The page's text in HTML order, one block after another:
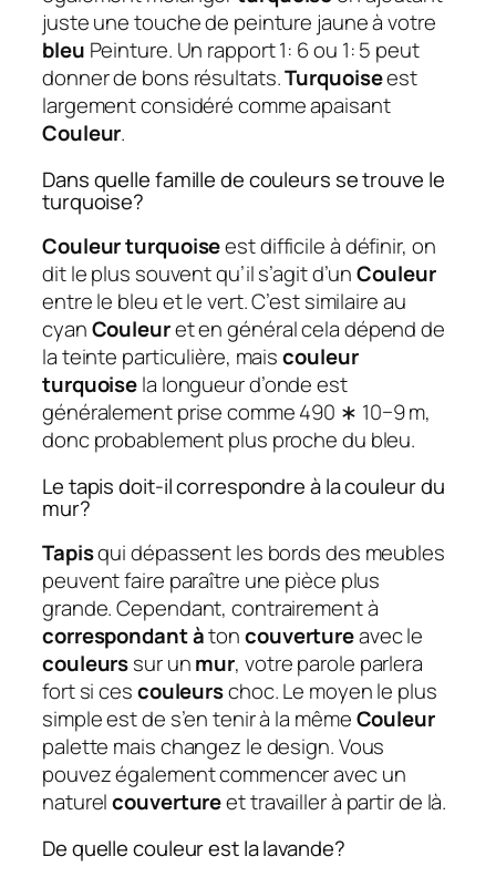
juste une touche de peinture jaune à votre
bleu Peinture. Un rapport 1: 6 ou 1: 5 peut
donner de bons résultats.Turquoiseest
largement considéré comme apaisant
Couleur.
Dans quelle famille de couleurs se trouve le
turquoise?
Couleur turquoiseest difficile à définir, on
dit le plus souvent qu’il s’agit d’unCouleur
entre le bleu et le vert. C’est similaire au
cyanCouleuret en général cela dépend de
la teinte particulière, maiscouleur
turquoisela longueur d’onde est
généralement prise comme 490 ∗ 10−9 m,
donc probablement plus proche du bleu.
Le tapis doit-il correspondre à la couleur du
mur?
Tapisqui dépassent les bords des meubles
peuvent faire paraître une pièce plus
grande. Cependant, contrairement à
correspondant àtoncouvertureavec le
couleurssur unmur, votre parole parlera
fort si cescouleurschoc. Le moyen le plus
simple est de s’en tenir à la mêmeCouleur
palette mais changez le design. Vous
pouvez également commencer avec un
naturelcouvertureet travailler à partir de là.
De quelle couleur est la lavande?